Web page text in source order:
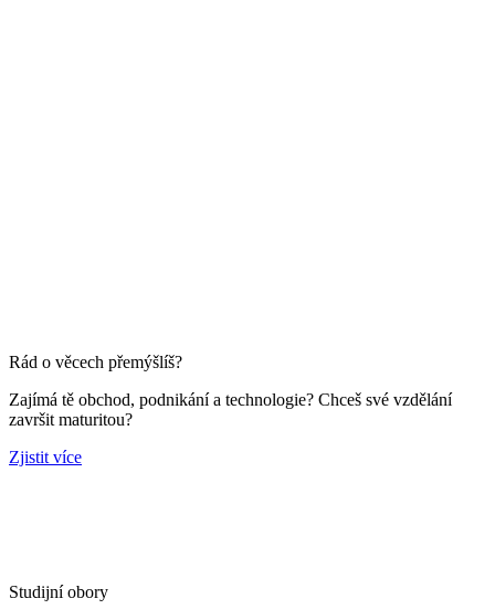
Rád o věcech přemýšlíš?
Zajímá tě obchod, podnikání a technologie? Chceš své vzdělání
završit maturitou?
Zjistit více
Studijní obory